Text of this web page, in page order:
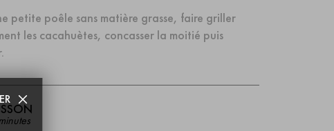
petite poêle sans matière grasse, faire griller
les cacahuètes, concasser la moitié puis